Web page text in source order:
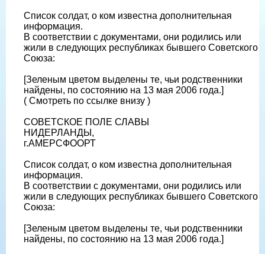
Список солдат, о ком известна дополнительная
информация.
В соответствии с документами, они родились или
жили в следующих республиках бывшего Советского
Союза:
[Зеленым цветом выделены те, чьи родственники
найдены, по состоянию на 13 мая 2006 года.]
( Смотреть по ссылке внизу )
СОВЕТСКОЕ ПОЛЕ СЛАВЫ
НИДЕРЛАНДЫ,
г.АМЕРСФOОРТ
Список солдат, о ком известна дополнительная
информация.
В соответствии с документами, они родились или
жили в следующих республиках бывшего Советского
Союза:
[Зеленым цветом выделены те, чьи родственники
найдены, по состоянию на 13 мая 2006 года.]